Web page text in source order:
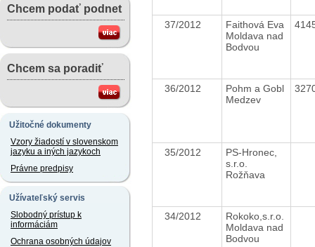
Chcem podať podnet
Chcem sa poradiť
Užitočné dokumenty
Vzory žiadostí v slovenskom
jazyku a iných jazykoch
Právne predpisy
Užívateľský servis
Slobodný prístup k
informáciám
Ochrana osobných údajov
37/2012
Faithová Eva
Moldava nad
Bodvou
36/2012
Pohm a Gobl
Medzev
35/2012
PS-Hronec,
s.r.o.
Rožňava
34/2012
Rokoko,s.r.o.
Moldava nad
Bodvou